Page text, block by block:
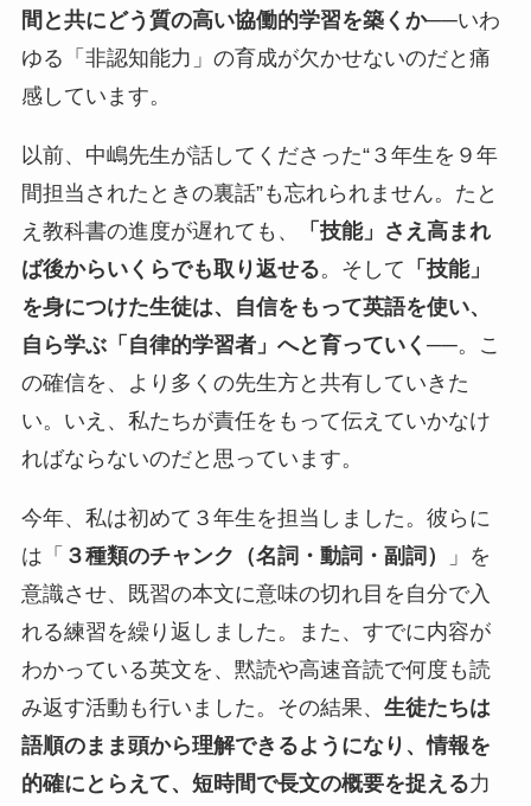
間と共にどう質の高い協働的学習を築くか──いわ
ゆる「非認知能力」の育成が欠かせないのだと痛
感しています。
以前、中嶋先生が話してくださった“３年生を９年
間担当されたときの裏話”も忘れられません。たと
え教科書の進度が遅れても、
「技能」さえ高まれ
ば後からいくらでも取り返せる。そして 「技能」
を身につけた生徒は、自信をもって英語を使い、
自ら学ぶ「自律的学習者」へと育っていく ──。こ
の確信を、より多くの先生方と共有していきた
い。いえ、私たちが責任をもって伝えていかなけ
ればならないのだと思っています。
今年、私は初めて３年生を担当しました。彼らに
は「 ３種類のチャンク（名詞・動詞・副詞）
」を
意識させ、既習の本文に意味の切れ目を自分で入
れる練習を繰り返しました。また、すでに内容が
わかっている英文を、黙読や高速音読で何度も読
み返す活動も行いました。その結果、 生徒たちは
語順のまま頭から理解できるようになり、情報を
的確にとらえて、短時間で長文の概要を捉える力